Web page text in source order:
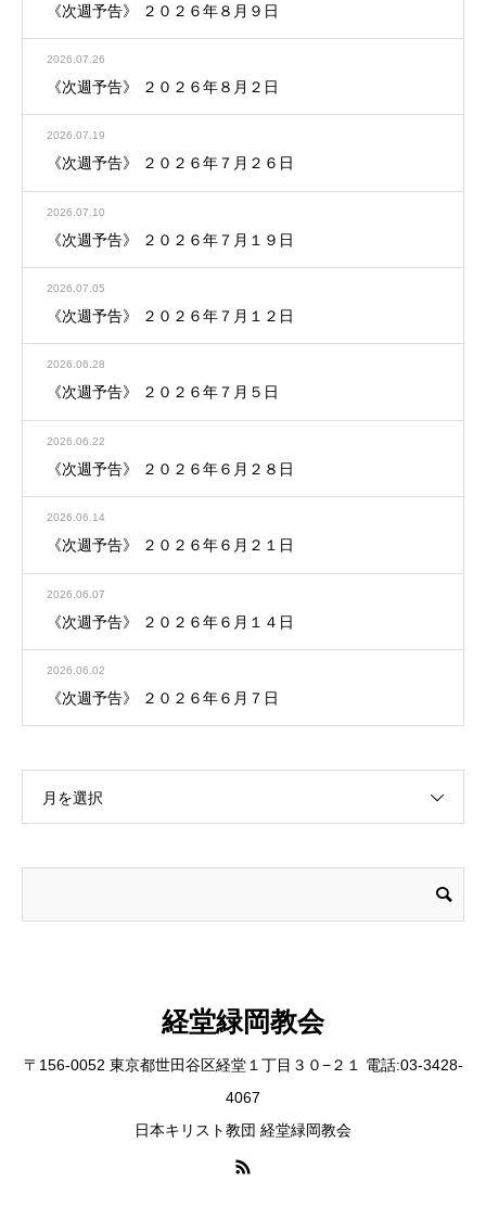
《次週予告》 ２０２６年８月９日
2026.07.26
《次週予告》 ２０２６年８月２日
2026.07.19
《次週予告》 ２０２６年７月２６日
2026.07.10
《次週予告》 ２０２６年７月１９日
2026.07.05
《次週予告》 ２０２６年７月１２日
2026.06.28
《次週予告》 ２０２６年７月５日
2026.06.22
《次週予告》 ２０２６年６月２８日
2026.06.14
《次週予告》 ２０２６年６月２１日
2026.06.07
《次週予告》 ２０２６年６月１４日
2026.06.02
《次週予告》 ２０２６年６月７日
月を選択
経堂緑岡教会
〒156-0052 東京都世田谷区経堂１丁目３０−２１ 電話:03-3428-
4067
日本キリスト教団 経堂緑岡教会